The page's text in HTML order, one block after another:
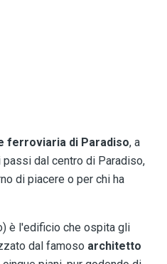
ferroviaria di Paradiso, a
dal centro di Paradiso,
di piacere o per chi ha
è l'edificio che ospita gli
dal famoso architetto